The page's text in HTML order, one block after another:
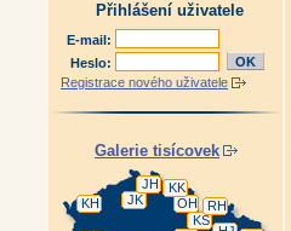
Přihlášení uživatele
E-mail:
Heslo:
Registrace nového uživatele
Galerie tisícovek
KS
RH
OH
JK
KK
JH
KH